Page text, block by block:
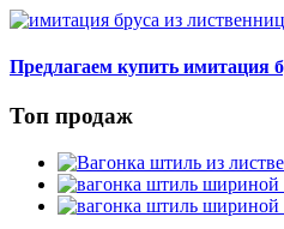
Предлагаем купить имитация
Топ продаж